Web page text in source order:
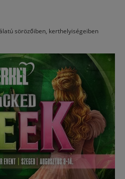
sörözőiben, kerthelyiségeiben